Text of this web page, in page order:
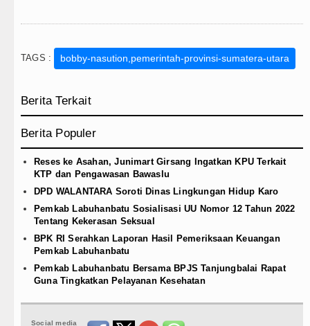
TAGS : bobby-nasution,pemerintah-provinsi-sumatera-utara
Berita Terkait
Berita Populer
Reses ke Asahan, Junimart Girsang Ingatkan KPU Terkait
KTP dan Pengawasan Bawaslu
DPD WALANTARA Soroti Dinas Lingkungan Hidup Karo
Pemkab Labuhanbatu Sosialisasi UU Nomor 12 Tahun 2022
Tentang Kekerasan Seksual
BPK RI Serahkan Laporan Hasil Pemeriksaan Keuangan
Pemkab Labuhanbatu
Pemkab Labuhanbatu Bersama BPJS Tanjungbalai Rapat
Guna Tingkatkan Pelayanan Kesehatan
Social media